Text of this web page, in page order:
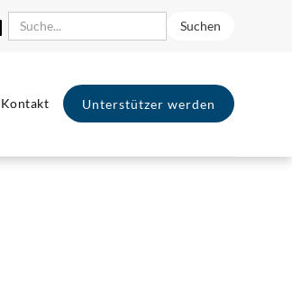
Kontakt Unterstützer werden